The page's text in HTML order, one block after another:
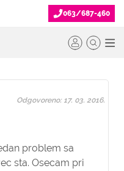
063/687-460
problem sa
sta. Osecam pri
Odgovoreno: 17. 03. 2016.